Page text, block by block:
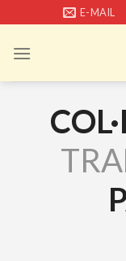
content
E-MAIL